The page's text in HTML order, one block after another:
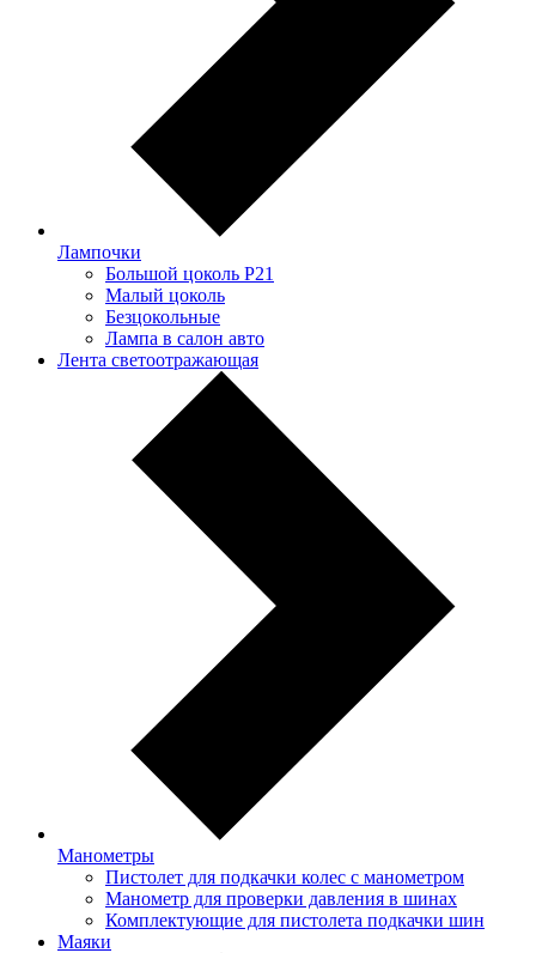
Лампочки
Большой цоколь P21
Малый цоколь
Безцокольные
Лампа в салон авто
Лента светоотражающая
Манометры
Пистолет для подкачки колес с манометром
Манометр для проверки давления в шинах
Комплектующие для пистолета подкачки шин
Маяки